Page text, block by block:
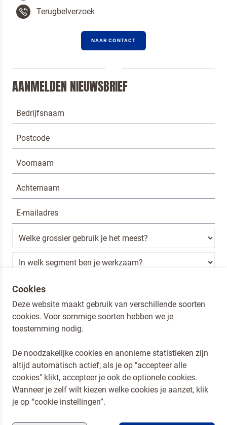
Terugbelverzoek
NAAR CONTACT
AANMELDEN NIEUWSBRIEF
Ik ben een horeca professional
Door op versturen te klikken, ga je akkoord metonze voorwaarden.
Dr. Oetker Nederland
Koopmans Professioneel
Privacy en Cookies
Cookies
Deze website maakt gebruik van verschillende soorten
cookies. Voor sommige soorten hebben we je
toestemming nodig.
De noodzakelijke cookies en anonieme statistieken zijn
altijd automatisch actief; als je op "accepteer alle
cookies" klikt, accepteer je ook de optionele cookies.
Wanneer je zelf wilt kiezen welke cookies je aanzet, klik
je op “cookie instellingen”.